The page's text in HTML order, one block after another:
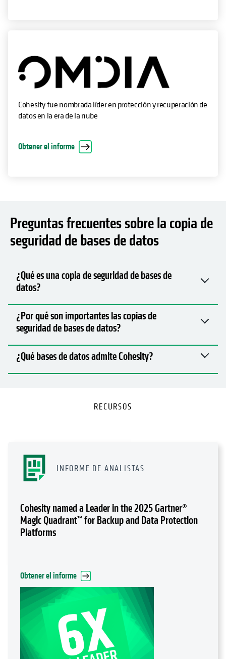
Cohesity fue nombrada líder en protección y recuperación de
datos en la era de la nube
Obtener el informe
Preguntas frecuentes sobre la copia de
seguridad de bases de datos
¿Qué es una copia de seguridad de bases de
datos?
¿Por qué son importantes las copias de
seguridad de bases de datos?
¿Qué bases de datos admite Cohesity?
RECURSOS
INFORME DE ANALISTAS
Cohesity named a Leader in the 2025 Gartner®
Magic Quadrant™ for Backup and Data Protection
Platforms
Obtener el informe